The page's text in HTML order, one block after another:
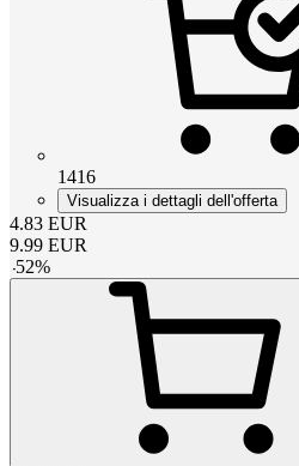
1416
Visualizza i dettagli dell'offerta
4.83 EUR
9.99 EUR
-52%